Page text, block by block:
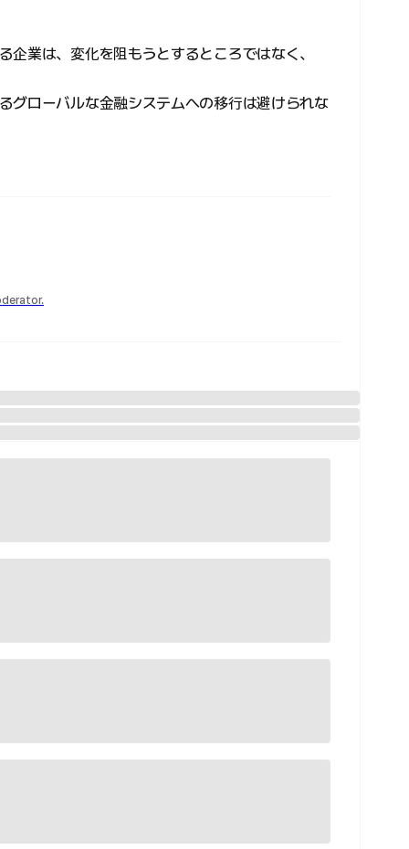
業は、変化を阻もうとするところではなく、
グローバルな金融システムへの移行は避けられな